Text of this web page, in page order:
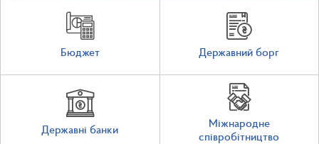
Бюджет Державний борг
Державні банки
Міжнародне
співробітництво